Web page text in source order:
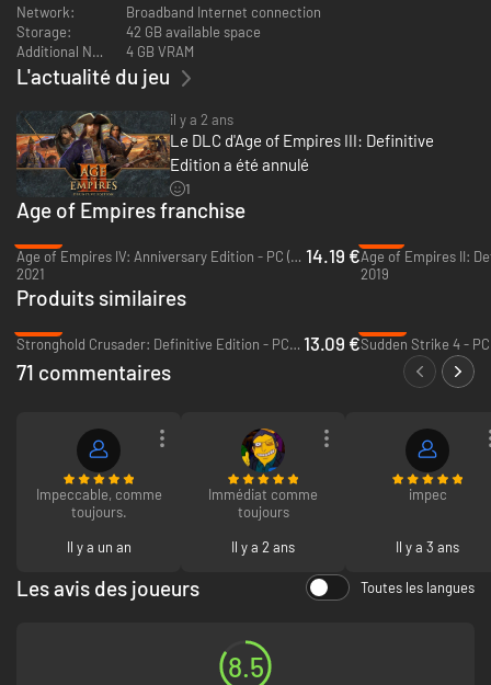
third installment of the award-winning Age of Empires franchise.
Network:
Broadband Internet connection
Storage:
42 GB available space
Additional Notes:
4 GB VRAM
L'actualité du jeu
il y a 2 ans
Le DLC d'Age of Empires III: Definitive
Edition a été annulé
1
Age of Empires franchise
Age of Empires IV: Anniversary Edition - PC (Steam)
2021
14.19 €
2019
Produits similaires
Stronghold Crusader: Definitive Edition - PC (Steam) 13.09 €Sudden Strike 4 -
71 commentaires
Impeccable, comme
toujours.
Il y a un an
Immédiat comme
toujours
Il y a 2 ans
impec
Il y a 3 ans
Les avis des joueurs Toutes les langues
8.5